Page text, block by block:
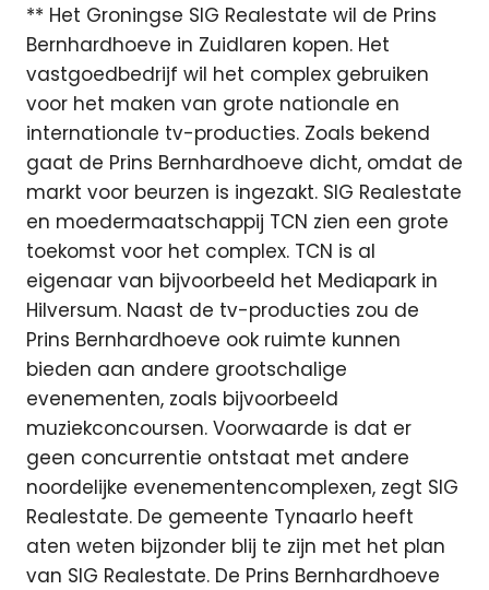
** Het Groningse SIG Realestate wil de Prins
Bernhardhoeve in Zuidlaren kopen. Het
vastgoedbedrijf wil het complex gebruiken
voor het maken van grote nationale en
internationale tv-producties. Zoals bekend
gaat de Prins Bernhardhoeve dicht, omdat de
markt voor beurzen is ingezakt. SIG Realestate
en moedermaatschappij TCN zien een grote
toekomst voor het complex. TCN is al
eigenaar van bijvoorbeeld het Mediapark in
Hilversum. Naast de tv-producties zou de
Prins Bernhardhoeve ook ruimte kunnen
bieden aan andere grootschalige
evenementen, zoals bijvoorbeeld
muziekconcoursen. Voorwaarde is dat er
geen concurrentie ontstaat met andere
noordelijke evenementencomplexen, zegt SIG
Realestate. De gemeente Tynaarlo heeft
aten weten bijzonder blij te zijn met het plan
van SIG Realestate. De Prins Bernhardhoeve